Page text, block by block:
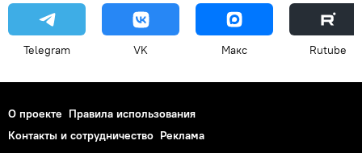
Telegram VK Макс Rutube
О проекте Правила использования
Контакты и сотрудничество Реклама